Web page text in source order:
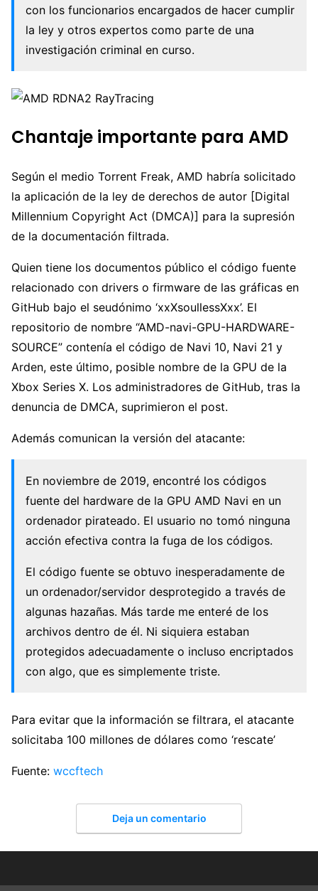
con los funcionarios encargados de hacer cumplir
la ley y otros expertos como parte de una
investigación criminal en curso.
Chantaje importante para AMD
Según el medio Torrent Freak, AMD habría solicitado
la aplicación de la ley de derechos de autor [Digital
Millennium Copyright Act (DMCA)] para la supresión
de la documentación filtrada.
Quien tiene los documentos público el código fuente
relacionado con drivers o firmware de las gráficas en
GitHub bajo el seudónimo ‘xxXsoullessXxx’. El
repositorio de nombre “AMD-navi-GPU-HARDWARE-
SOURCE” contenía el código de Navi 10, Navi 21 y
Arden, este último, posible nombre de la GPU de la
Xbox Series X. Los administradores de GitHub, tras la
denuncia de DMCA, suprimieron el post.
Además comunican la versión del atacante:
En noviembre de 2019, encontré los códigos
fuente del hardware de la GPU AMD Navi en un
ordenador pirateado. El usuario no tomó ninguna
acción efectiva contra la fuga de los códigos.
El código fuente se obtuvo inesperadamente de
un ordenador/servidor desprotegido a través de
algunas hazañas. Más tarde me enteré de los
archivos dentro de él. Ni siquiera estaban
protegidos adecuadamente o incluso encriptados
con algo, que es simplemente triste.
Para evitar que la información se filtrara, el atacante
solicitaba 100 millones de dólares como ‘rescate’
Fuente: wccftech
Deja un comentario